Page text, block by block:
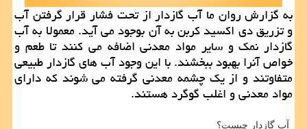
به گزارش روان ما آب گازدار از تحت فشار قرار گرفتن آب
و تزریق دی اكسید كربن به آن بوجود می آید. معمولا به آب
گازدار نمك و سایر مواد معدنی اضافه می كنند تا طعم و
خواص آنرا بهبود ببخشند. با این وجود آب های گازدار طبیعی
متفاوتند و از یك چشمه معدنی گرفته می شوند كه دارای
مواد معدنی و اغلب گوگرد هستند.
آب گازدار چیست؟